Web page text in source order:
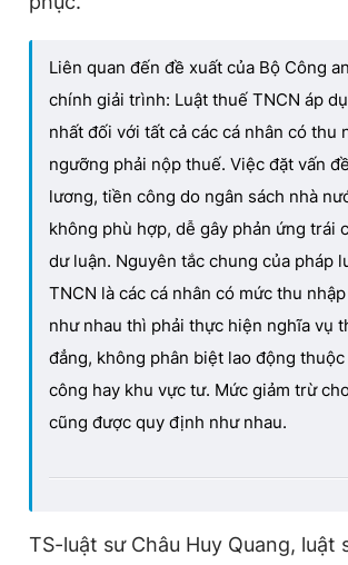
Liên quan đến đề xuất của Bộ Công
chính giải trình: Luật thuế TNCN áp
nhất đối với tất cả các cá nhân có thu
ngưỡng phải nộp thuế. Việc đặt vấn
lương, tiền công do ngân sách nhà
không phù hợp, dễ gây phản ứng trái
dư luận. Nguyên tắc chung của pháp
TNCN là các cá nhân có mức thu
như nhau thì phải thực hiện nghĩa vụ
đẳng, không phân biệt lao động
công hay khu vực tư. Mức giảm trừ
cũng được quy định như nhau.
TS-luật sư Châu Huy Quang, luật